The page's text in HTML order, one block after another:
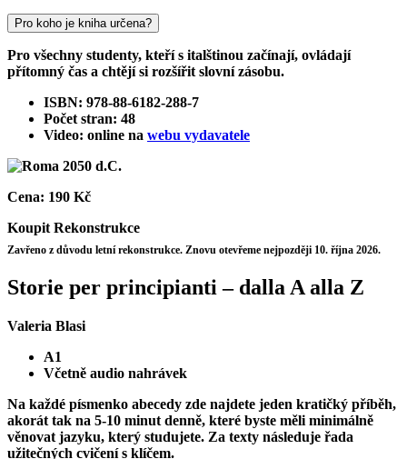
Pro koho je kniha určena?
Pro všechny studenty, kteří s italštinou začínají, ovládají
přítomný čas a chtějí si rozšířit slovní zásobu.
ISBN: 978-88-6182-288-7
Počet stran: 48
Video: online na webu vydavatele
Cena: 190 Kč
Koupit Rekonstrukce
Zavřeno z důvodu letní rekonstrukce. Znovu otevřeme nejpozději 10. října 2026.
Storie per principianti – dalla A alla Z
Valeria Blasi
A1
Včetně audio nahrávek
Na každé písmenko abecedy zde najdete jeden kratičký příběh,
akorát tak na 5-10 minut denně, které byste měli minimálně
věnovat jazyku, který studujete. Za texty následuje řada
užitečných cvičení s klíčem.